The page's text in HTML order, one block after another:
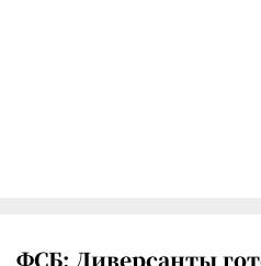
ФСБ: Диверсанты